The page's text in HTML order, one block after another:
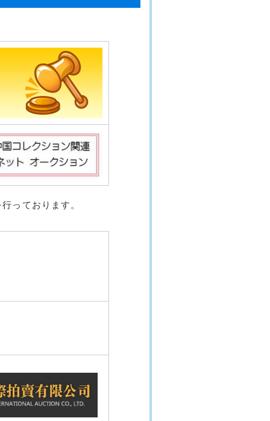
っております。